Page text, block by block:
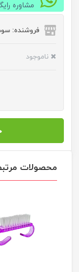
مشاوره
فروشنده:
ناموجود
محصولات